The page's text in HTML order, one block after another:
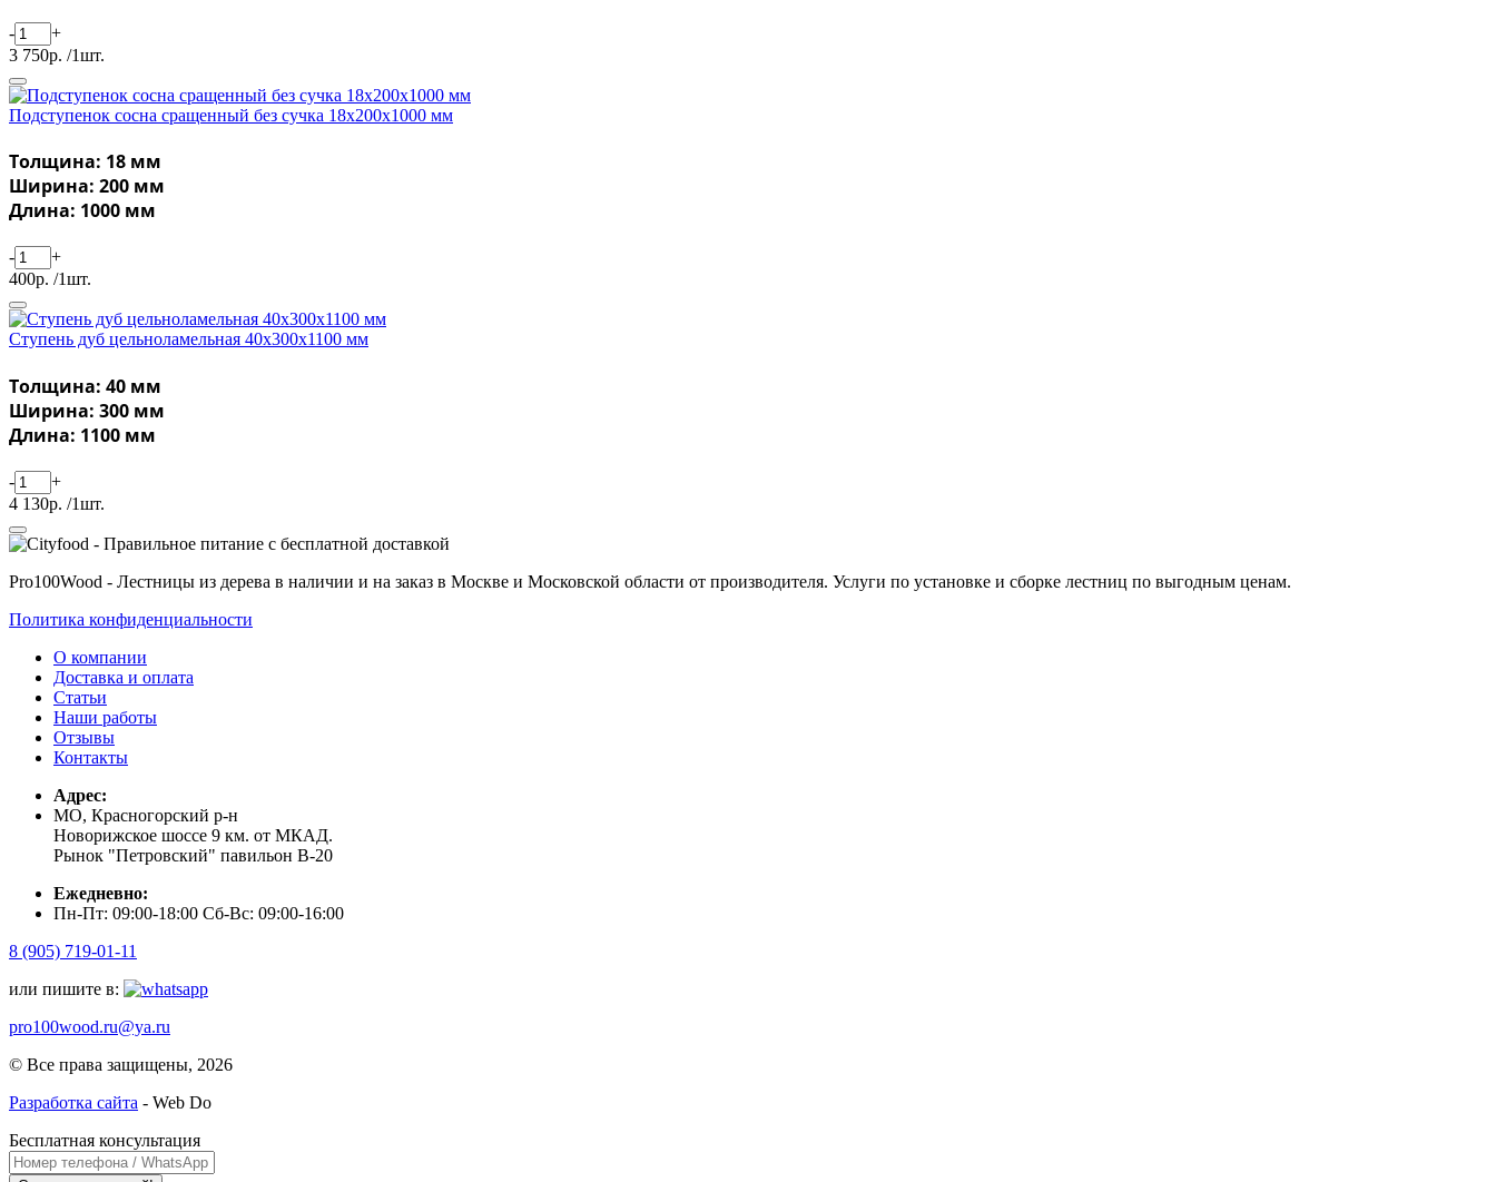
-
+
3 750р. /1шт.
Подступенок сосна сращенный без сучка 18х200х1000 мм
Толщина: 18 мм
Ширина: 200 мм
Длина: 1000 мм
-
+
400р. /1шт.
Ступень дуб цельноламельная 40х300х1100 мм
Толщина: 40 мм
Ширина: 300 мм
Длина: 1100 мм
-
+
4 130р. /1шт.
Pro100Wood - Лестницы из дерева в наличии и на заказ в Москве и Московской области от производителя. Услуги по установке и сборке лестниц по выгодным ценам.
Политика конфиденциальности
О компании
Доставка и оплата
Статьи
Наши работы
Отзывы
Контакты
Адрес:
МО, Красногорский р-н
Новорижское шоссе 9 км. от МКАД.
Рынок "Петровский" павильон В-20
Ежедневно:
Пн-Пт: 09:00-18:00 Сб-Вс: 09:00-16:00
8 (905) 719-01-11
или пишите в:
pro100wood.ru@ya.ru
© Все права защищены, 2026
Разработка сайта - Web Do
Бесплатная консультация